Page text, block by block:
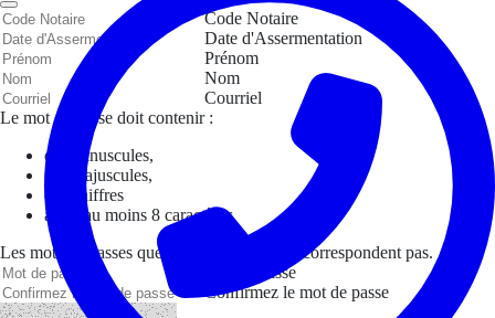
Code Notaire
Date d'Assermentation
Prénom
Nom
Courriel
Le mot de passe doit contenir :
des minuscules,
des majuscules,
des chiffres
avoir au moins 8 caractères
Les mots de passes que vous avez saisis ne correspondent pas.
Mot de passe
Confirmez le mot de passe